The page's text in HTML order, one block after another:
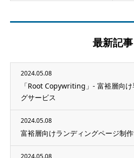
最新記事
2024.05.08
「Root Copywriting」- 富裕層向
グサービス
2024.05.08
富裕層向けランディングページ制